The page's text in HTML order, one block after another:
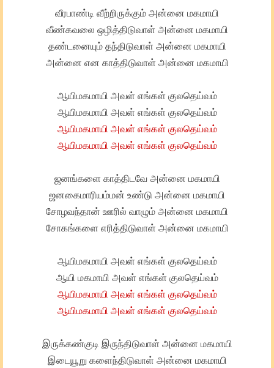
வீரபாண்டி வீற்றிருக்கும் அன்னை மகமாயி
வீண்கவலை ஒழித்திடுவாள் அன்னை மகமாயி
தண்டனையும் தந்திடுவாள் அன்னை மகமாயி
அன்னை என காத்திடுவாள் அன்னை மகமாயி
ஆயிமகமாயி அவள் எங்கள் குலதெய்வம்
ஆயிமகமாயி அவள் எங்கள் குலதெய்வம்
ஆயிமகமாயி அவள் எங்கள் குலதெய்வம்
ஆயிமகமாயி அவள் எங்கள் குலதெய்வம்
ஜனங்களை காத்திடவே அன்னை மகமாயி
ஜனகைமாரியம்மன் உண்டு அன்னை மகமாயி
சோழவந்தான் ஊரில் வாழும் அன்னை மகமாயி
சோகங்களை எரித்திடுவாள் அன்னை மகமாயி
ஆயிமகமாயி அவள் எங்கள் குலதெய்வம்
ஆயி மகமாயி அவள் எங்கள் குலதெய்வம்
ஆயிமகமாயி அவள் எங்கள் குலதெய்வம்
ஆயிமகமாயி அவள் எங்கள் குலதெய்வம்
இருக்கண்குடி இருந்திடுவாள் அன்னை மகமாயி
இடையூறு களைந்திடுவாள் அன்னை மகமாயி